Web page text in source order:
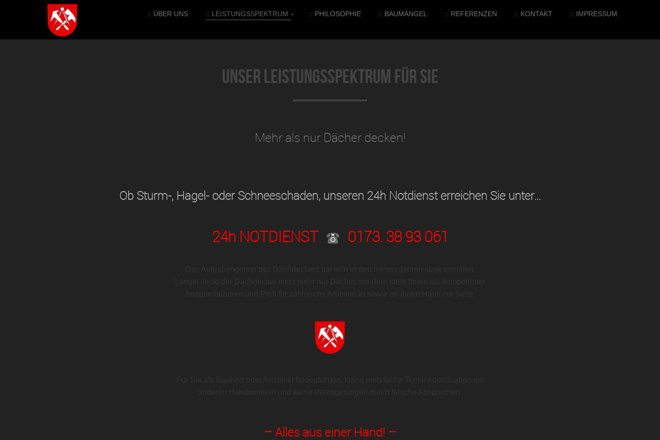
:: ÜBER UNS :: LEISTUNGSSPEKTRUM + :: PHILOSOPHIE :: BAUMÄNGEL :: REFERENZEN :: KONTAKT :: IMPRESSUM
Unser Leistungsspektrum für Sie
Mehr als nur Dächer decken!
Ob Sturm-, Hagel- oder Schneeschaden, unseren 24h Notdienst erreichen Sie unter…
24h NOTDIENST 0173. 38 93 061
– Alles aus einer Hand! –